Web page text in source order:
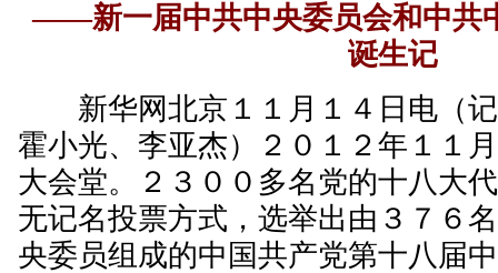
——新一届中共中央委员会和中共
诞生记
新华网北京１１月１４日电（记
霍小光、李亚杰）２０１２年１１
大会堂。２３００多名党的十八大
无记名投票方式，选举出由３７６
央委员组成的中国共产党第十八届